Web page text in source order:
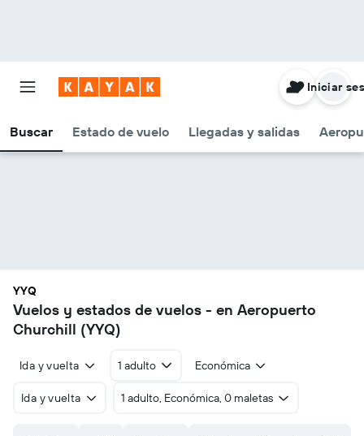
Buscar Estado de vuelo Llegadas y salidas
Iniciar
YYQ
Vuelos y estados de vuelos - en Aeropuerto
Churchill (YYQ)
Ida y vuelta 1 adulto Económica
Ida y vuelta 1 adulto, Económica, 0 maletas